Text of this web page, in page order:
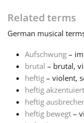
English
Français
한국어
Related terms
German musical
Aufschwung –
brutal – brutal,
heftig – violent,
heftig akzentuiert
heftig
heftig bewegt –